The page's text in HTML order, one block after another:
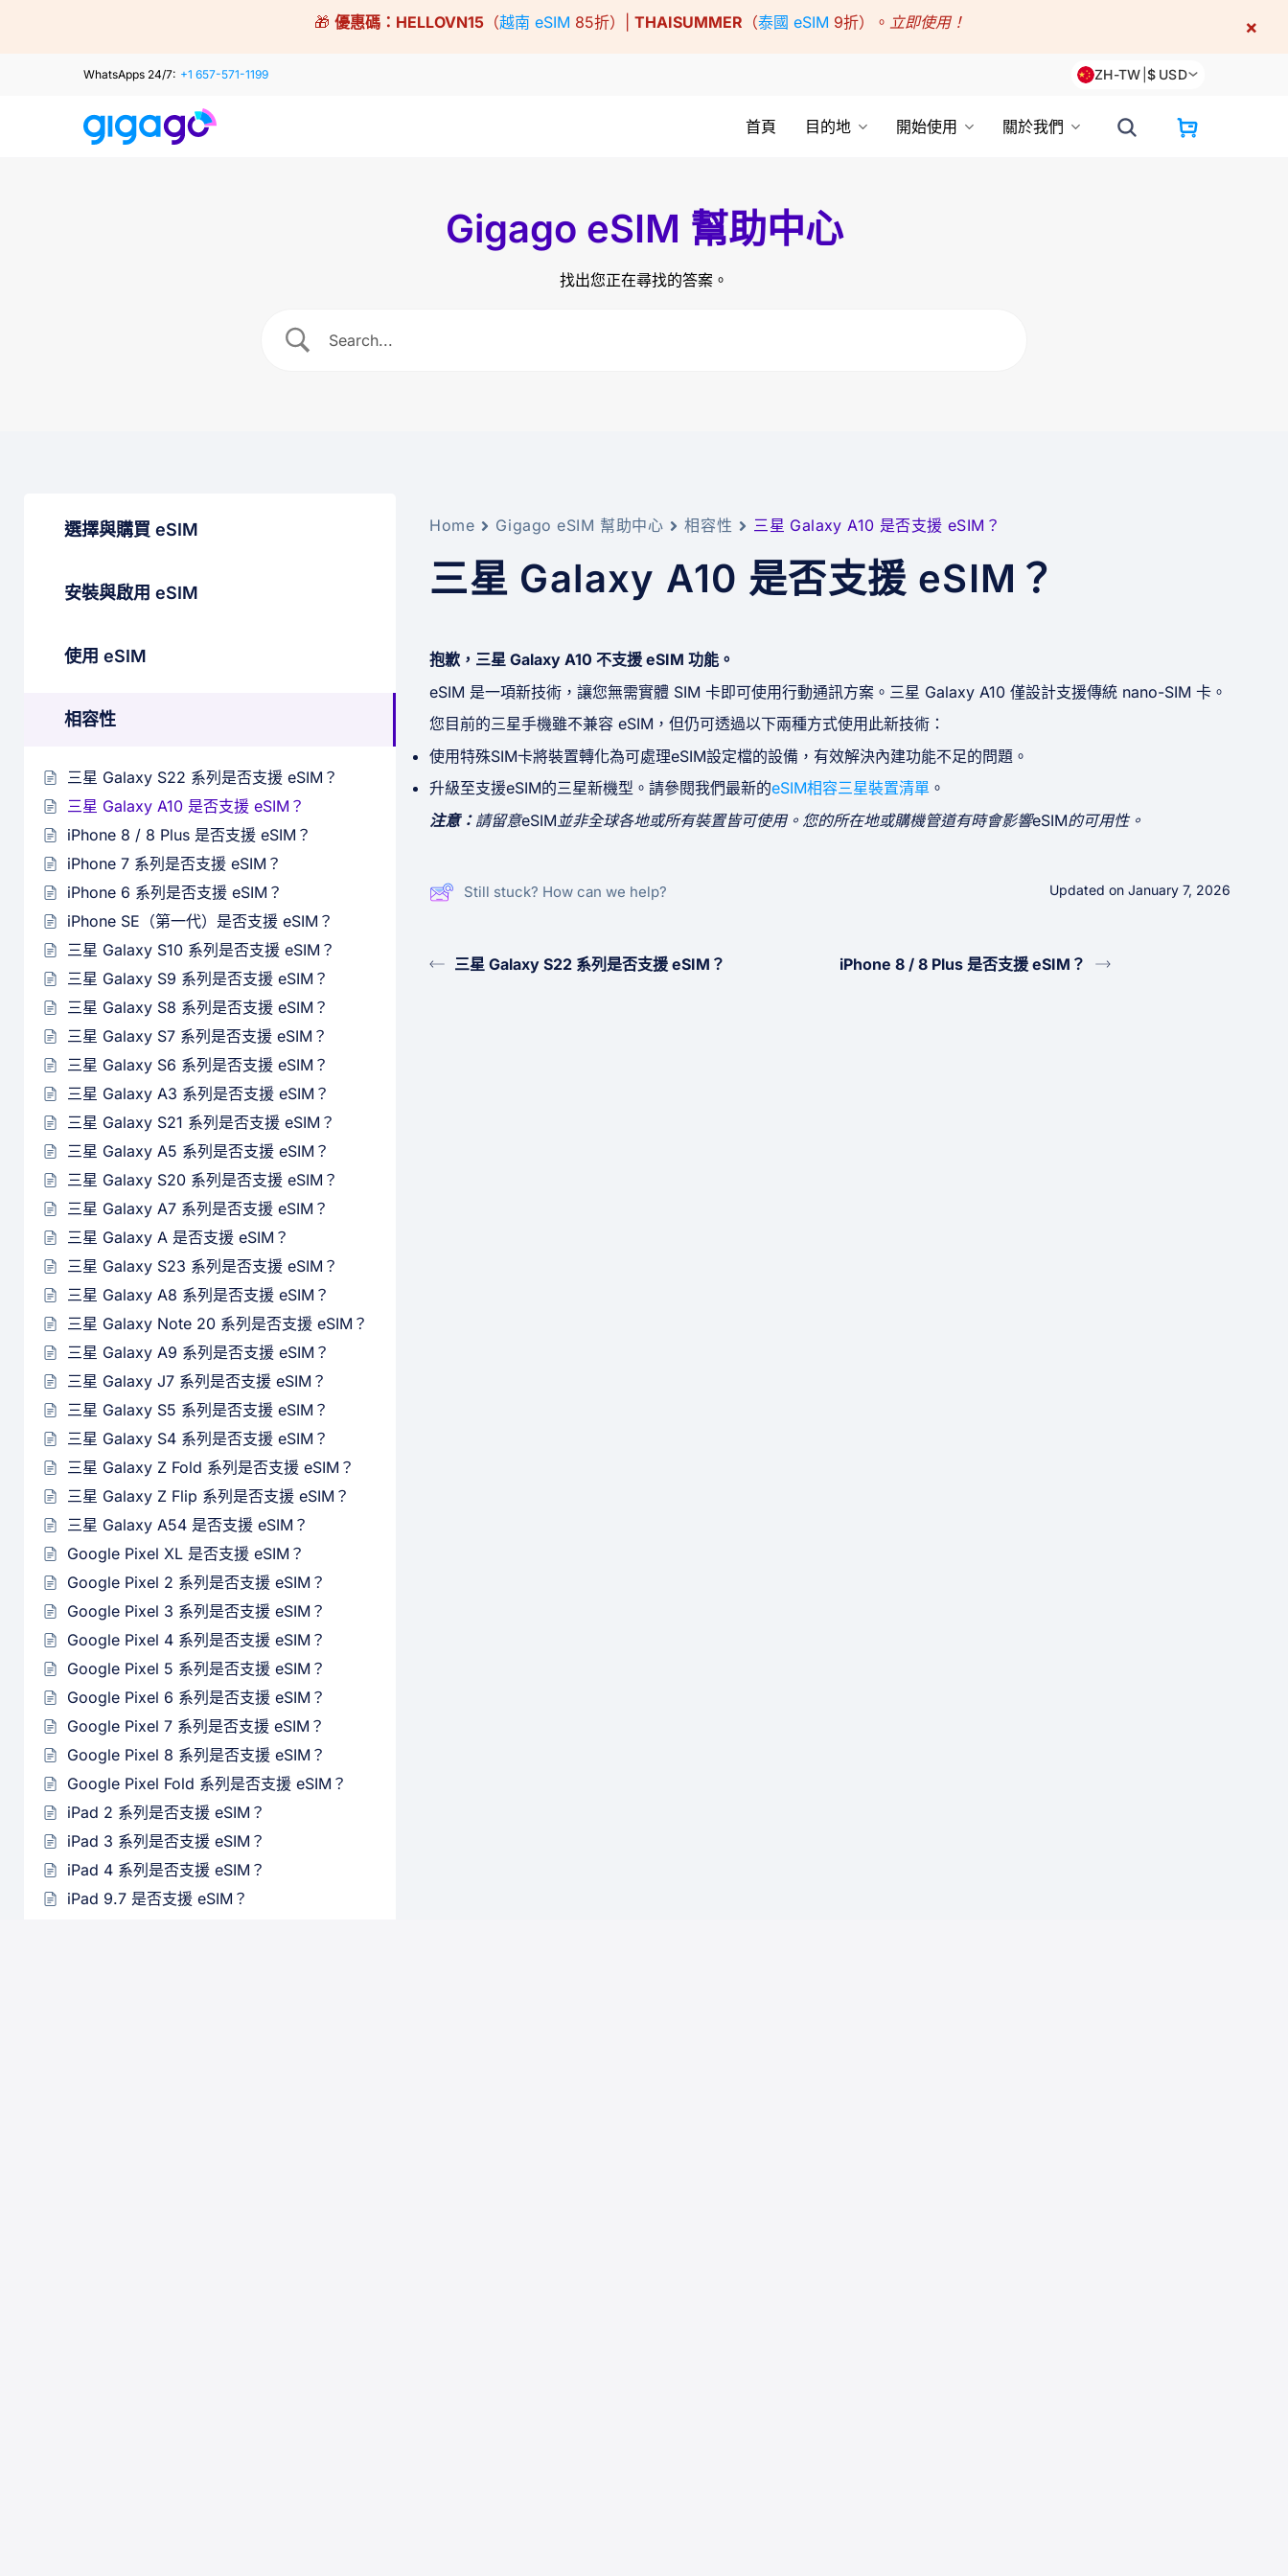
🎁 優惠碼： HELLOVN15 （越南 eSIM 85折）| THAISUMMER （泰國 eSIM 9折）。 立即使用！ ×
WhatsApps 24/7: +1 657-571-1199 ZH-TW |$ USD
首頁 目的地 開始使用 關於我們
Gigago eSIM 幫助中心
找出您正在尋找的答案。
選擇與購買 eSIM
安裝與啟用 eSIM
使用 eSIM
相容性
三星 Galaxy S22 系列是否支援 eSIM？
三星 Galaxy A10 是否支援 eSIM？
iPhone 8 / 8 Plus 是否支援 eSIM？
iPhone 7 系列是否支援 eSIM？
iPhone 6 系列是否支援 eSIM？
iPhone SE（第一代）是否支援 eSIM？
三星 Galaxy S10 系列是否支援 eSIM？
三星 Galaxy S9 系列是否支援 eSIM？
三星 Galaxy S8 系列是否支援 eSIM？
三星 Galaxy S7 系列是否支援 eSIM？
三星 Galaxy S6 系列是否支援 eSIM？
三星 Galaxy A3 系列是否支援 eSIM？
三星 Galaxy S21 系列是否支援 eSIM？
三星 Galaxy A5 系列是否支援 eSIM？
三星 Galaxy S20 系列是否支援 eSIM？
三星 Galaxy A7 系列是否支援 eSIM？
三星 Galaxy A 是否支援 eSIM？
三星 Galaxy S23 系列是否支援 eSIM？
三星 Galaxy A8 系列是否支援 eSIM？
三星 Galaxy Note 20 系列是否支援 eSIM？
三星 Galaxy A9 系列是否支援 eSIM？
三星 Galaxy J7 系列是否支援 eSIM？
三星 Galaxy S5 系列是否支援 eSIM？
三星 Galaxy S4 系列是否支援 eSIM？
三星 Galaxy Z Fold 系列是否支援 eSIM？
三星 Galaxy Z Flip 系列是否支援 eSIM？
三星 Galaxy A54 是否支援 eSIM？
Google Pixel XL 是否支援 eSIM？
Google Pixel 2 系列是否支援 eSIM？
Google Pixel 3 系列是否支援 eSIM？
Google Pixel 4 系列是否支援 eSIM？
Google Pixel 5 系列是否支援 eSIM？
Google Pixel 6 系列是否支援 eSIM？
Google Pixel 7 系列是否支援 eSIM？
Google Pixel 8 系列是否支援 eSIM？
Google Pixel Fold 系列是否支援 eSIM？
iPad 2 系列是否支援 eSIM？
iPad 3 系列是否支援 eSIM？
iPad 4 系列是否支援 eSIM？
iPad 9.7 是否支援 eSIM？
Home Gigago eSIM 幫助中心 相容性 三星 Galaxy A10 是否支援 eSIM？
三星 Galaxy A10 是否支援 eSIM？
抱歉，三星 Galaxy A10 不支援 eSIM 功能。
eSIM 是一項新技術，讓您無需實體 SIM 卡即可使用行動通訊方案。三星 Galaxy A10 僅設計支援傳統 nano-SIM 卡。
您目前的三星手機雖不兼容 eSIM，但仍可透過以下兩種方式使用此新技術：
使用特殊SIM卡將裝置轉化為可處理eSIM設定檔的設備，有效解決內建功能不足的問題。
升級至支援eSIM的三星新機型。請參閱我們最新的eSIM相容三星裝置清單 。
注意： 請留意eSIM並非全球各地或所有裝置皆可使用。您的所在地或購機管道有時會影響eSIM的可用性。
Still stuck? How can we help? Updated on January 7, 2026
三星 Galaxy S22 系列是否支援 eSIM？ iPhone 8 / 8 Plus 是否支援 eSIM？